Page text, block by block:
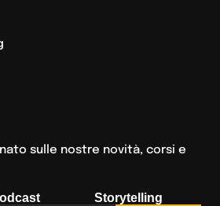
sulle nostre novità, corsi e
Storytelling